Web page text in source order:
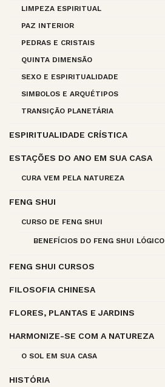
LIMPEZA ESPIRITUAL
PAZ INTERIOR
PEDRAS E CRISTAIS
QUINTA DIMENSÃO
SEXO E ESPIRITUALIDADE
SIMBOLOS E ARQUÉTIPOS
TRANSIÇÃO PLANETÁRIA
ESPIRITUALIDADE CRÍSTICA
ESTAÇÕES DO ANO EM SUA CASA
CURA VEM PELA NATUREZA
FENG SHUI
CURSO DE FENG SHUI
BENEFÍCIOS DO FENG SHUI LÓGICO
FENG SHUI CURSOS
FILOSOFIA CHINESA
FLORES, PLANTAS E JARDINS
HARMONIZE-SE COM A NATUREZA
O SOL EM SUA CASA
HISTÓRIA